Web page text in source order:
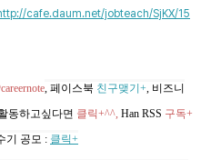
cafe.daum.net/jobteach/SjKX/15
, 페이스북 친구맺기+, 비즈니
동하고싶다면 클릭+^^, Han RSS 구독+
기 공모 : 클릭+